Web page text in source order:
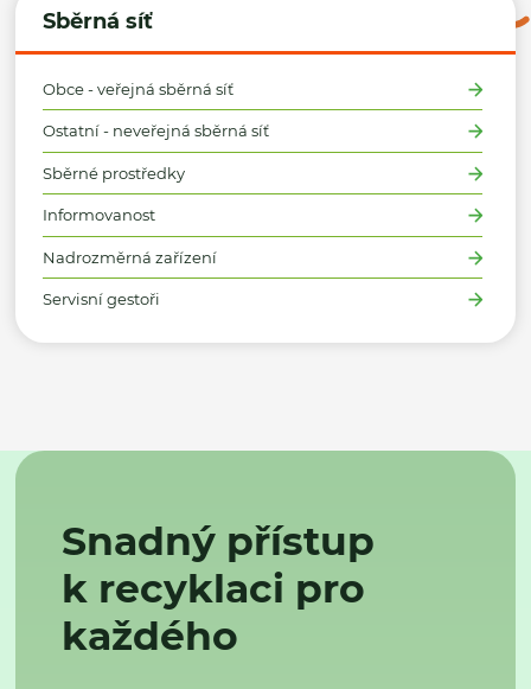
Sběrná síť
Obce - veřejná sběrná síť
Ostatní - neveřejná sběrná síť
Sběrné prostředky
Informovanost
Nadrozměrná zařízení
Servisní gestoři
Snadný přístup
k recyklaci pro
každého